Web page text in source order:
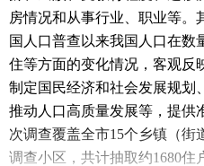
房情况和从事行业、职业等。
国人口普查以来我国人口在数
住等方面的变化情况，客观反
制定国民经济和社会发展规划
推动人口高质量发展等，提供
次调查覆盖全市15个乡镇（街
调查小区，共计抽取约1680住